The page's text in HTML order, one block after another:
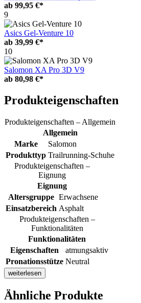
ab 99,95 €*
9
Asics Gel-Venture 10
ab 39,99 €*
10
Salomon XA Pro 3D V9
ab 80,98 €*
Produkteigenschaften
Produkteigenschaften – Allgemein
Allgemein
Marke
Salomon
Produkttyp Trailrunning-Schuhe
Produkteigenschaften –
Eignung
Eignung
Altersgruppe Erwachsene
Einsatzbereich Asphalt
Produkteigenschaften –
Funktionalitäten
Funktionalitäten
Eigenschaften
atmungsaktiv
Pronationsstütze Neutral
weiterlesen
Ähnliche Produkte